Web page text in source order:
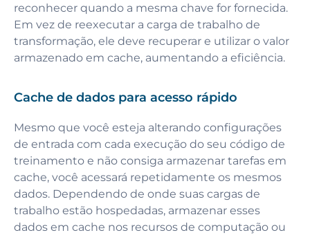
reconhecer quando a mesma chave for fornecida.
Em vez de reexecutar a carga de trabalho de
transformação, ele deve recuperar e utilizar o valor
armazenado em cache, aumentando a eficiência.
Cache de dados para acesso rápido
Mesmo que você esteja alterando configurações
de entrada com cada execução do seu código de
treinamento e não consiga armazenar tarefas em
cache, você acessará repetidamente os mesmos
dados. Dependendo de onde suas cargas de
trabalho estão hospedadas, armazenar esses
dados em cache nos recursos de computação ou